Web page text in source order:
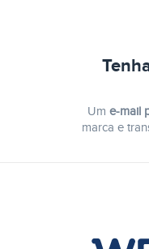
Um e-mail
marca e